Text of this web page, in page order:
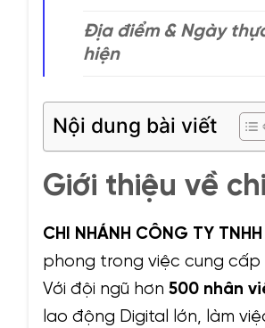
Địa điểm & Ngày
hiện
Nội dung bài viết
Giới thiệu về
CHI NHÁNH CÔNG TY TNHH
phong trong việc cung cấp
Với đội ngũ hơn 500 nhân
lao động Digital lớn, làm